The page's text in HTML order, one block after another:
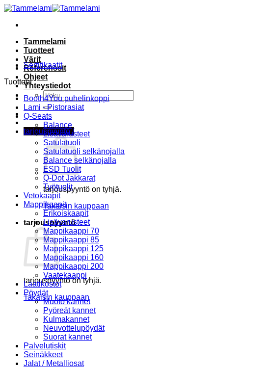
Skip
content
Tammelami
Tuotteet
Värit
Referenssit
Ohjeet
Yhteystiedot
Etsi:
tarjouspyyntö /
tarjouspyyntö on tyhjä.
Takaisin kauppaan
tarjouspyyntö
tarjouspyyntö on tyhjä.
Takaisin kauppaan
Sertifikaatit
Tuotteet
Booth4You puhelinkoppi
Lami - Pistorasiat
Q-Seats
Balance
Lisävarusteet
Satulatuoli
Satulatuoli selkänojalla
Balance selkänojalla
ESD Tuolit
Q-Dot Jakkarat
Työtuolit
Vetokaapit
Mappikaapit
Erikoiskaapit
Lisävarusteet
Mappikaappi 70
Mappikaappi 85
Mappikaappi 125
Mappikaappi 160
Mappikaappi 200
Vaatekaappi
Laatikostot
Pöydät
Muoto kannet
Pyöreät kannet
Kulmakannet
Neuvottelupöydät
Suorat kannet
Palvelutiskit
Seinäkkeet
Jalat / Metalliosat